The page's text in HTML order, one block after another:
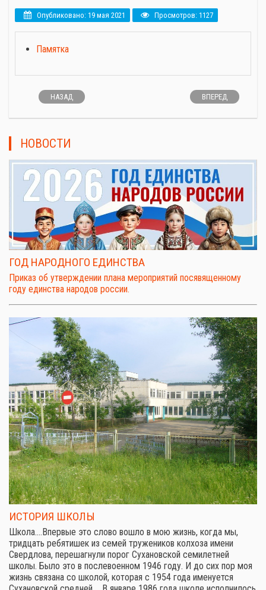
Опубликовано: 19 мая 2021 Просмотров: 1127
Памятка
НАЗАД ВПЕРЕД
НОВОСТИ
ГОД НАРОДНОГО ЕДИНСТВА
Приказ об утверждении плана мероприятий посявященному
году единства народов россии.
ИСТОРИЯ ШКОЛЫ
Школа.…Впервые это слово вошло в мою жизнь, когда мы,
тридцать ребятишек из семей тружеников колхоза имени
Свердлова, перешагнули порог Сухановской семилетней
школы. Было это в послевоенном 1946 году. И до сих пор моя
жизнь связана со школой, которая с 1954 года именуется